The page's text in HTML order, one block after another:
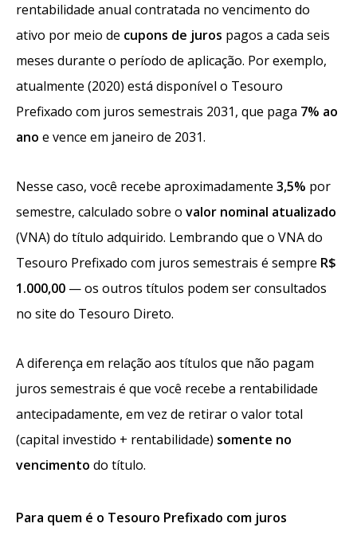
rentabilidade anual contratada no vencimento do
ativo por meio de cupons de juros pagos a cada seis
meses durante o período de aplicação. Por exemplo,
atualmente (2020) está disponível o Tesouro
Prefixado com juros semestrais 2031, que paga 7% ao
ano e vence em janeiro de 2031.
Nesse caso, você recebe aproximadamente 3,5% por
semestre, calculado sobre o valor nominal atualizado
(VNA) do título adquirido. Lembrando que o VNA do
Tesouro Prefixado com juros semestrais é sempre R$
1.000,00 — os outros títulos podem ser consultados
no site do Tesouro Direto.
A diferença em relação aos títulos que não pagam
juros semestrais é que você recebe a rentabilidade
antecipadamente, em vez de retirar o valor total
(capital investido + rentabilidade) somente no
vencimento do título.
Para quem é o Tesouro Prefixado com juros